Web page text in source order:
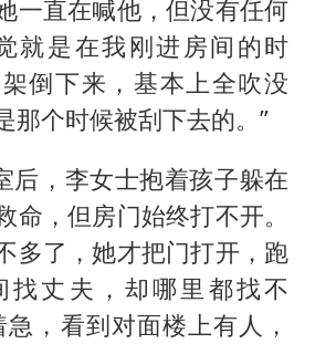
一直在喊他，但没有任何
就是在我刚进房间的时
倒下来，基本上全吹没
那个时候被刮下去的。”
后，李女士抱着孩子躲在
命，但房门始终打不开。
多了，她才把门打开，跑
找丈夫，却哪里都找不
，看到对面楼上有人，